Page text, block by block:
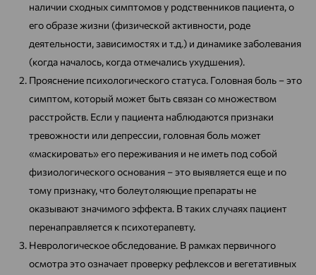
наличии сходных симптомов у родственников пациента, о
его образе жизни (физической активности, роде
деятельности, зависимостях и т.д.) и динамике заболевания
(когда началось, когда отмечались ухудшения).
Прояснение психологического статуса. Головная боль – это
симптом, который может быть связан со множеством
расстройств. Если у пациента наблюдаются признаки
тревожности или депрессии, головная боль может
«маскировать» его переживания и не иметь под собой
физиологического основания – это выявляется еще и по
тому признаку, что болеутоляющие препараты не
оказывают значимого эффекта. В таких случаях пациент
перенаправляется к психотерапевту.
Неврологическое обследование. В рамках первичного
осмотра это означает проверку рефлексов и вегетативных